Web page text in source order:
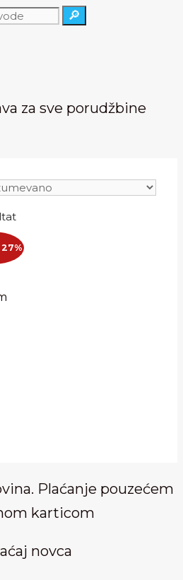
🔎
za sve porudžbine
Plaćanje pouzećem
karticom
novca